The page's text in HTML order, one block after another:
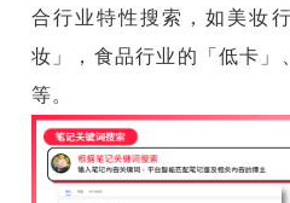
合行业特性搜索，如美妆
妆」，食品行业的「低卡」
等。